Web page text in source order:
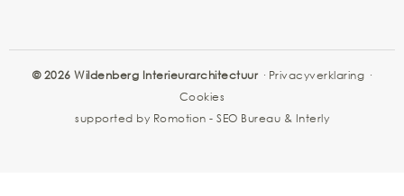
© 2026 Wildenberg Interieurarchitectuur · Privacyverklaring ·
Cookies
supported by Romotion - SEO Bureau & Interly